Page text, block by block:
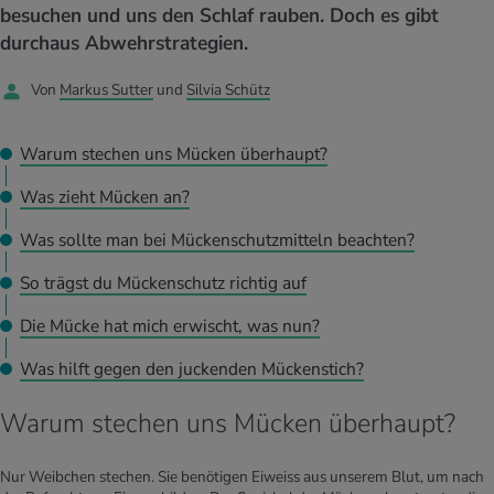
& Intoleranzen
BMI berechnen
Personal Health Coaching
THEMEN IM BEREICH BEWEGUNG
Kalorienverbrauch berechnen
Personal Health Coaching
THEMEN IM BEREICH ENTSPANNUNG
Glücklich sein
Personal Health Coaching
Wissen
Mund- & Zahnpflege
Personal Health Coaching
THEMEN IM BEREICH SERVICES
Angebote
besuchen und uns den Schlaf rauben. Doch es gibt
durchaus Abwehrstrategien.
Von Markus Sutter und Silvia Schütz
Warum stechen uns Mücken überhaupt?
Was zieht Mücken an?
Was sollte man bei Mückenschutzmitteln beachten?
So trägst du Mückenschutz richtig auf
Die Mücke hat mich erwischt, was nun?
Was hilft gegen den juckenden Mückenstich?
Warum stechen uns Mücken überhaupt?
Nur Weibchen stechen. Sie benötigen Eiweiss aus unserem Blut, um nach